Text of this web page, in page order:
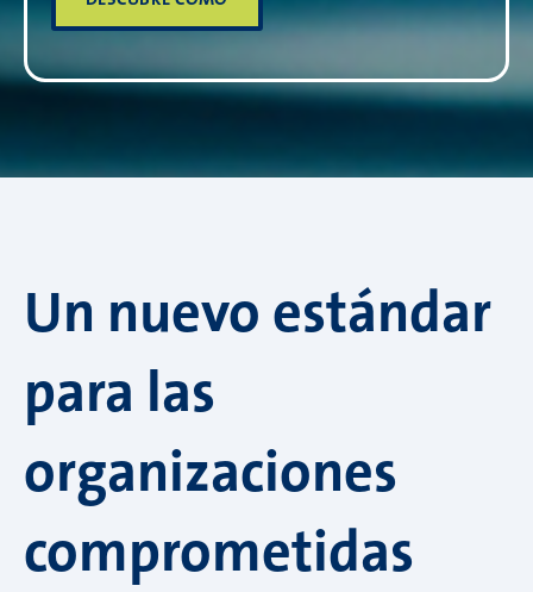
Un nuevo estándar
para las
organizaciones
comprometidas